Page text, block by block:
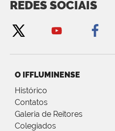
REDES SOCIAIS
O IFFLUMINENSE
Histórico
Contatos
Galeria de Reitores
Colegiados